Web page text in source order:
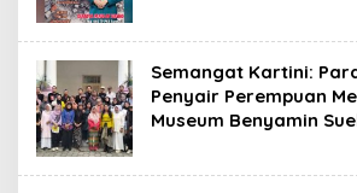
Semangat Kartini:
Penyair Perempuan
Museum Benyamin